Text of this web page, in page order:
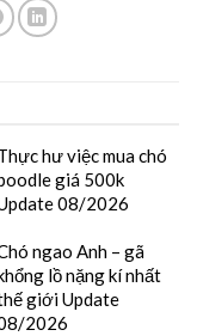
hư việc mua chó
giá 500k
08/2026
ngao Anh – gã
lồ nặng kí nhất
giới Update
2026